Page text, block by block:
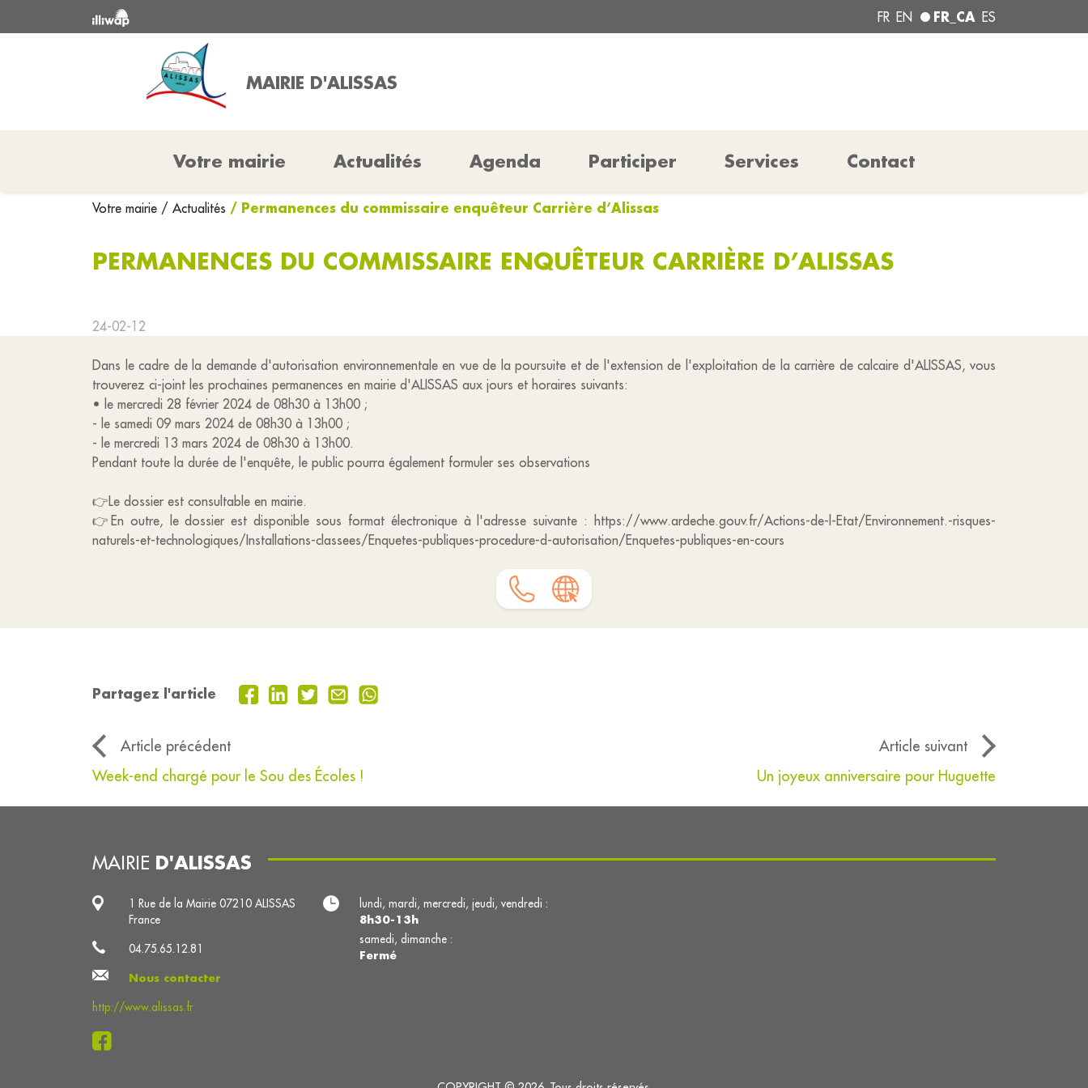
FR EN FR_CA ES
MAIRIE D'ALISSAS
Votre mairie Actualités Agenda Participer Services Contact
Votre mairie / Actualités / Permanences du commissaire enquêteur Carrière d’Alissas
PERMANENCES DU COMMISSAIRE ENQUÊTEUR CARRIÈRE D’ALISSAS
24-02-12
Dans le cadre de la demande d'autorisation environnementale en vue de la poursuite et de l'extension de l'exploitation de la carrière de calcaire d'ALISSAS, vous
trouverez ci-joint les prochaines permanences en mairie d'ALISSAS aux jours et horaires suivants:
• le mercredi 28 février 2024 de 08h30 à 13h00 ;
- le samedi 09 mars 2024 de 08h30 à 13h00 ;
- le mercredi 13 mars 2024 de 08h30 à 13h00.
Pendant toute la durée de l'enquête, le public pourra également formuler ses observations
👉Le dossier est consultable en mairie.
👉En outre, le dossier est disponible sous format électronique à l'adresse suivante : https://www.ardeche.gouv.fr/Actions-de-l-Etat/Environnement.-risques-
naturels-et-technologiques/Installations-classees/Enquetes-publiques-procedure-d-autorisation/Enquetes-publiques-en-cours
Partagez l'article
Article précédent
Article suivant
Week-end chargé pour le Sou des Écoles !
Un joyeux anniversaire pour Huguette
MAIRIE D'ALISSAS
1 Rue de la Mairie 07210 ALISSAS
France
04.75.65.12.81
Nous contacter
http://www.alissas.fr
lundi, mardi, mercredi, jeudi, vendredi :
8h30-13h
samedi, dimanche :
Fermé